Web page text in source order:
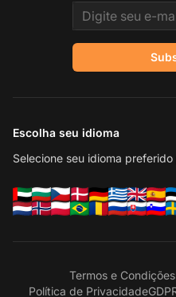
Email address
Escolha seu idioma
Selecione seu idioma
Termos e Condições
Política de Privacidade